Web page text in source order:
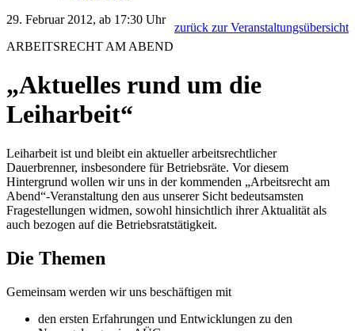
zurück zur Veranstaltungsübersicht
29. Februar 2012, ab 17:30 Uhr
ARBEITSRECHT AM ABEND
„Aktuelles rund um die
Leiharbeit“
Leiharbeit ist und bleibt ein aktueller arbeitsrechtlicher
Dauerbrenner, insbesondere für Betriebsräte. Vor diesem
Hintergrund wollen wir uns in der kommenden „Arbeitsrecht am
Abend“-Veranstaltung den aus unserer Sicht bedeutsamsten
Fragestellungen widmen, sowohl hinsichtlich ihrer Aktualität als
auch bezogen auf die Betriebsratstätigkeit.
Die Themen
Gemeinsam werden wir uns beschäftigen mit
den ersten Erfahrungen und Entwicklungen zu den